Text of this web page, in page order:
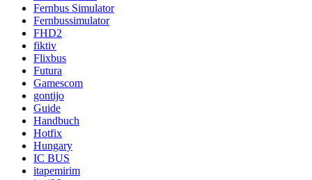
Fernbus Simulator
Fernbussimulator
FHD2
fiktiv
Flixbus
Futura
Gamescom
gontijo
Guide
Handbuch
Hotfix
Hungary
IC BUS
itapemirim